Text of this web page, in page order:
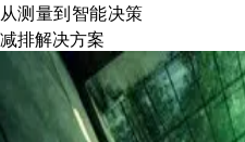
从测量到智能决策
减排解决方案